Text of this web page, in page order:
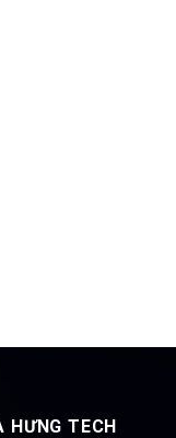
HƯNG TECH